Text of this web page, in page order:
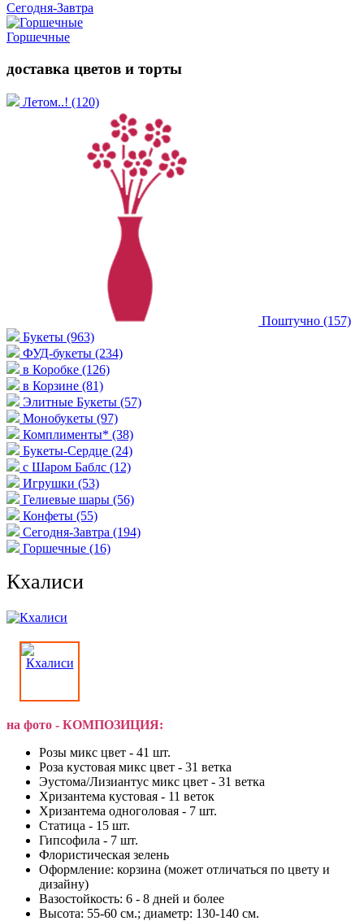
Сегодня-Завтра
Горшечные
доставка цветов и торты
Летом..! (120)
Поштучно (157)
Букеты (963)
ФУД-букеты (234)
в Коробке (126)
в Корзине (81)
Элитные Букеты (57)
Монобукеты (97)
Комплименты* (38)
Букеты-Сердце (24)
с Шаром Баблс (12)
Игрушки (53)
Гелиевые шары (56)
Конфеты (55)
Сегодня-Завтра (194)
Горшечные (16)
Кхалиси
на фото - КОМПОЗИЦИЯ:
Розы микс цвет - 41 шт.
Роза кустовая микс цвет - 31 ветка
Эустома/Лизиантус микс цвет - 31 ветка
Хризантема кустовая - 11 веток
Хризантема одноголовая - 7 шт.
Статица - 15 шт.
Гипсофила - 7 шт.
Флористическая зелень
Оформление: корзина (может отличаться по цвету и
дизайну)
Вазостойкость: 6 - 8 дней и более
Высота: 55-60 см.; диаметр: 130-140 см.